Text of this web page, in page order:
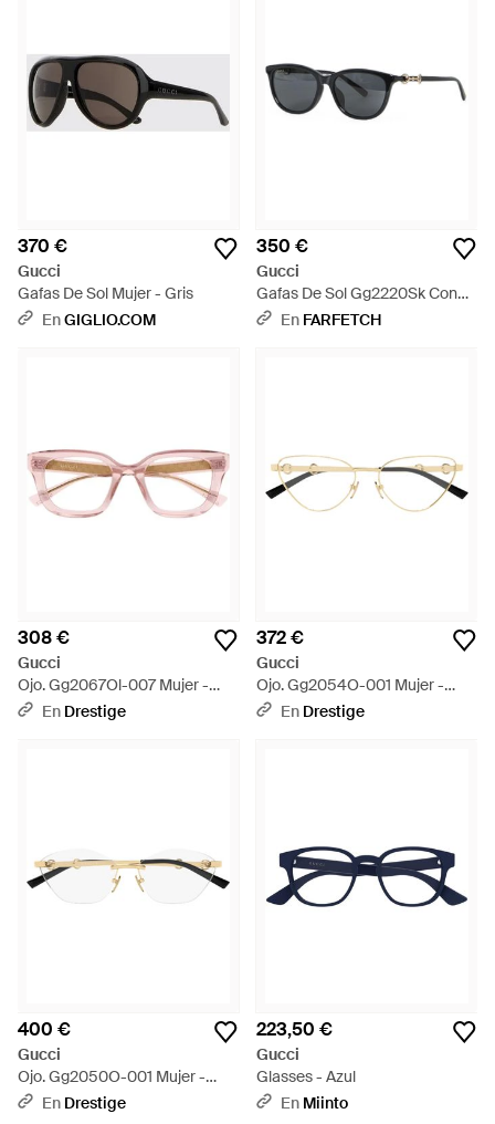
370 €
Gucci
Gafas De Sol Mujer - Gris
EnGIGLIO.COM
350 €
Gucci
Gafas De Sol Gg2220Sk Con
Montura Redonda - Gris
En FARFETCH
308 €
Gucci
Ojo. Gg2067Ol-007 Mujer -
Blanco
En Drestige
372 €
Gucci
Ojo. Gg2054O-001 Mujer -
Metálico
En Drestige
400 €
Gucci
Ojo. Gg2050O-001 Mujer -
Metálico
En Drestige
223,50 €
Gucci
Glasses - Azul
En Miinto